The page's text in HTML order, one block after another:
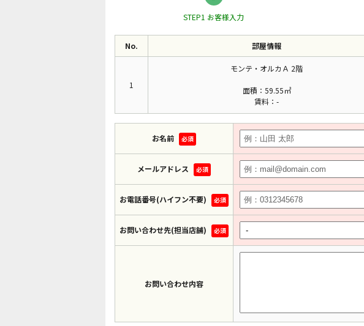
STEP1 お客様入力
No. 部屋情報
1
モンテ・オルカＡ 2階
面積：59.55㎡
賃料：-
お名前 必須
メールアドレス 必須
お電話番号(ハイフン不要) 必須
お問い合わせ先(担当店舗) 必須
お問い合わせ内容